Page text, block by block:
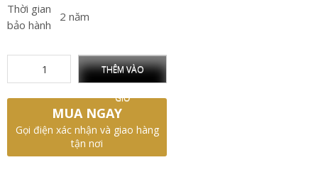
Thời gian
bảo hành
2 năm
THÊM VÀO
GIỎ
MUA NGAY
Gọi điện xác nhận và giao hàng
tận nơi